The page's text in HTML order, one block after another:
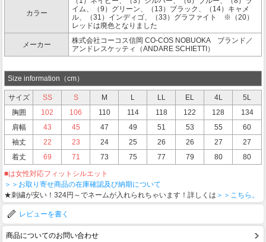
カラー
イム、（9）グリーン、（13）ブラック、（14）キャメ
ル、（31）インディゴ、（33）グラファイト ※（20）
レッドは廃色となりました
メーカー
株式会社コーコス信岡 CO-COS NOBUOKA ブランド／
アンドレスケッティ（ANDARE SCHIETTI）
Size information（cm）
サイズ SS S M L LL EL 4L
5L
胸囲
102 106 110 114 118 122 128
134
肩幅
43 45 47 49 51 53 55
60
袖丈
22 23 24 25 26 26 27
27
着丈
69 71 73 75 77 79 80
80
■は女性対応フィットシルエット
＞＞お取り寄せ商品の在庫確認及び納期について
★刺繍が安い！324円～でネームが入れられちゃいます！詳しくは ＞＞こちら。
レビューを書く
商品についてのお問い合わせ